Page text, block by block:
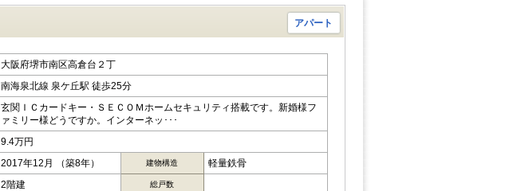
アパート
大阪府堺市南区高倉台２丁
南海泉北線 泉ケ丘駅 徒歩25分
玄関ＩＣカードキー・ＳＥＣＯＭホームセキュリティ搭載です。新婚様フ
ァミリー様どうですか。インターネッ･･･
9.4万円
2017年12月 （築8年） 建物構造 軽量鉄骨
2階建 総戸数